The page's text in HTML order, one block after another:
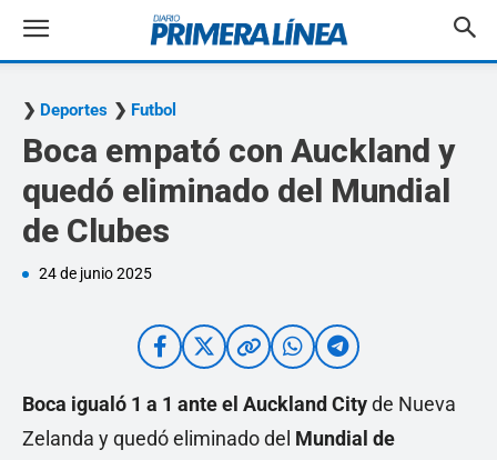
Deportes Futbol
Boca empató con Auckland y
quedó eliminado del Mundial
de Clubes
24 de junio 2025
Boca igualó 1 a 1 ante el Auckland Cityde Nueva
Zelanda y quedó eliminado del Mundial de